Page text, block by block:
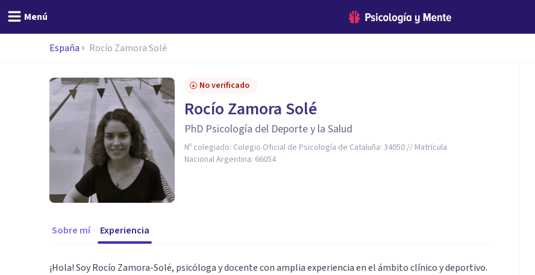
Menú
España Rocío Zamora Solé
No verificado
Rocío Zamora Solé
PhD Psicología del Deporte y la Salud
Nº colegiado: Colegio Oficial de Psicología de Cataluña: 34050 // Matrícula
Nacional Argentina: 66054
Sobre mí Experiencia
¡Hola! Soy Rocío Zamora-Solé, psicóloga y docente con amplia experiencia en el ámbito clínico y deportivo.